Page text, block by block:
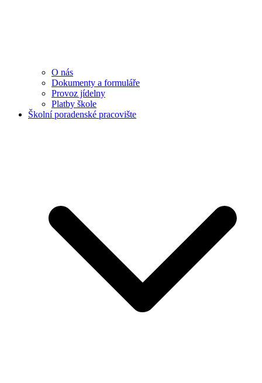
O nás
Dokumenty a formuláře
Provoz jídelny
Platby škole
Školní poradenské pracovište